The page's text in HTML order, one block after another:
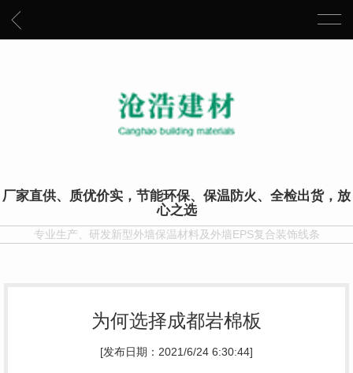
厂家直供、质优价实，节能环保、保温防火、全检出货，放
心之选
专业生产、研发新型外墙保温材料及外墙EPS复合装饰线条
为何选择成都岩棉板
[发布日期：2021/6/24 6:30:44]